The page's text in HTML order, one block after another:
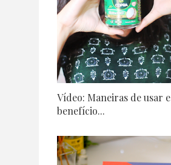
Vídeo: Maneiras de usar e
benefício...